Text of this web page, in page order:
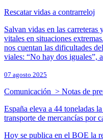
Rescatar vidas a contrarreloj
Salvan vidas en las carreteras
vitales en situaciones
nos cuentan las dificultades
viales: “No hay dos iguales”,
07 agosto 2025
Comunicación > Notas de
España eleva a 44 toneladas
transporte de mercancías por
Hoy se publica en el BOE la